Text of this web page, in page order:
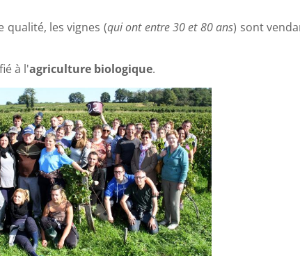
qualité, les vignes (qui ont entre 30 et 80 ans) sont
à l'agriculture biologique.